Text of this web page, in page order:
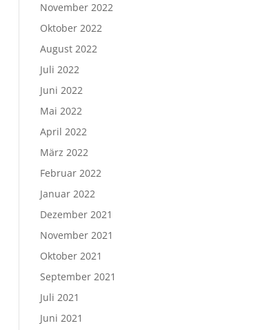
November 2022
Oktober 2022
August 2022
Juli 2022
Juni 2022
Mai 2022
April 2022
März 2022
Februar 2022
Januar 2022
Dezember 2021
November 2021
Oktober 2021
September 2021
Juli 2021
Juni 2021